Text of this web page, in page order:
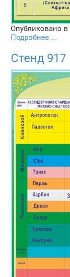
Опубликовано в
Подробнее ...
Стенд 917